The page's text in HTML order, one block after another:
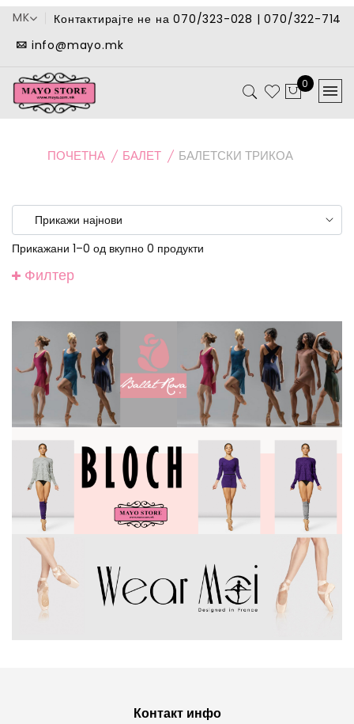
MK
Контактирајте не на 070/323-028 | 070/322-714
info@mayo.mk
0
ПОЧЕТНА БАЛЕТ БАЛЕТСКИ ТРИКОА
Прикажани 1–0 од вкупно 0 продукти
Филтер
Контакт инфо